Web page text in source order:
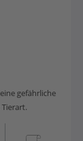
gefährliche